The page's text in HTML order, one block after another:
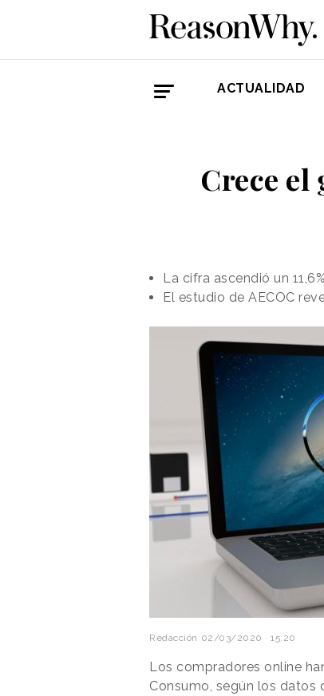
ACTUALIDAD
Crece
La cifra ascendió un
El estudio de AECOC
Redacción 02/03/2020 · 15:20
Los compradores online
Consumo, según los datos